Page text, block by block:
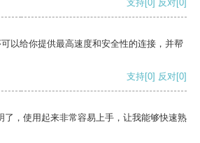
支持[0] 反对[0]
以给你提供最高速度和安全性的连接，并帮
支持[0] 反对[0]
了，使用起来非常容易上手，让我能够快速熟